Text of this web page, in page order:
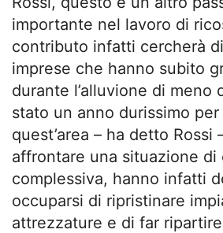
importante nel lavoro di
contributo infatti cercherà
imprese che hanno subito
durante l’alluvione di meno
stato un anno durissimo
quest’area – ha detto Rossi
affrontare una situazione di
complessiva, hanno infatti
occuparsi di ripristinare
attrezzature e di far ripartire